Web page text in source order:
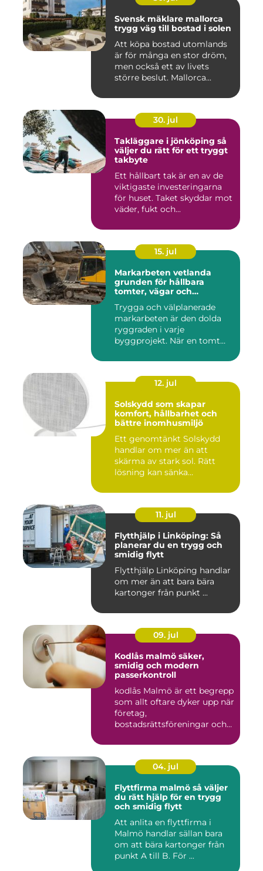
Svensk mäklare mallorca
trygg väg till bostad i solen
Att köpa bostad utomlands
är för många en stor dröm,
men också ett av livets
större beslut. Mallorca...
30. jul
Takläggare i jönköping så
väljer du rätt för ett tryggt
takbyte
Ett hållbart tak är en av de
viktigaste investeringarna
för huset. Taket skyddar mot
väder, fukt och...
15. jul
Markarbeten vetlanda
grunden för hållbara
tomter, vägar och
Trygga och välplanerade
markarbeten är den dolda
ryggraden i varje
byggprojekt. När en tomt
12. jul
Solskydd som skapar
komfort, hållbarhet och
bättre inomhusmiljö
Ett genomtänkt Solskydd
handlar om mer än att
skärma av stark sol. Rätt
lösning kan sänka
11. jul
Flytthjälp i Linköping: Så
planerar du en trygg och
smidig flytt
Flytthjälp Linköping handlar
om mer än att bara bära
kartonger från punkt ...
09. jul
Kodlås malmö säker,
smidig och modern
passerkontroll
kodlås Malmö är ett begrepp
som allt oftare dyker upp när
företag,
bostadsrättsföreningar och
04. jul
Flyttfirma malmö så väljer
du rätt hjälp för en trygg
och smidig flytt
Att anlita en flyttfirma i
Malmö handlar sällan bara
om att bära kartonger från
punkt A till B. För ...